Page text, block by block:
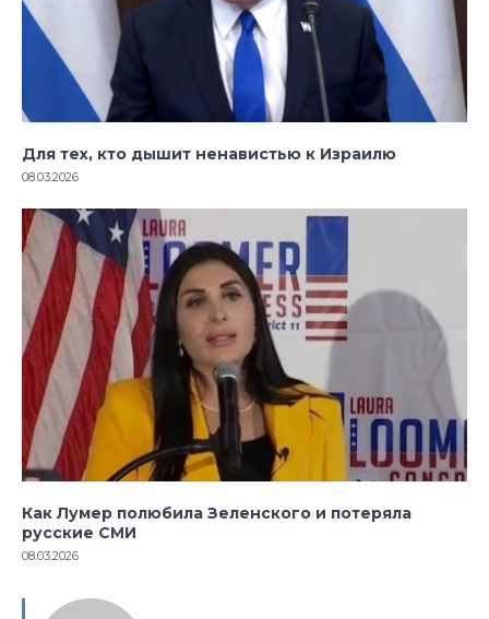
Для тех, кто дышит ненавистью к Израилю
08.03.2026
Как Лумер полюбила Зеленского и потеряла
русские СМИ
08.03.2026